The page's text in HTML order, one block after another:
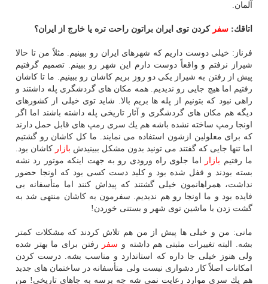
آلمان.
اتاقك: سفر كردن توی ایران براتون راحت تره یا خارج از ایران؟
فرناز: خیلی دوست داریم كه شهرهای ایران رو ببینیم. مثلاً من تا حالا
شیراز نرفتم و واقعاً دوست دارم این شهر رو ببینم. تصمیم گرفتیم
پیش از رفتن به شیراز یكی دو روز بریم كاشان رو ببینیم. ما تا كاشان
رفتیم اما هیچ جایی رو ندیدیم. همه مكان های گردشگری پله داشتند و
راهی نبود كه بتونیم از پله ها بریم بالا. شاید توی خیلی از كشورهای
دیگه هم مكان های گردشگری و آثار تاریخی پله داشته باشند اما اگر
اونجا رمپ ساخته نشده باشه هم یك سری رمپ های قابل حمل دارند
كه برای معلولین ازشون استفاده می نمایند. ما كل كاشان رو گشتیم
اما تنها جایی كه گفتند می تونید بدون مشكل ببینیدش بازار كاشان بود.
ما رفتیم بازار
اما جلوی راه ورودی رو به جهت اینكه موتور رد نشه
بسته بودند و قفل شده بود و كلید دست كسی بود كه اونجا حضور
نداشت، همراهانمون خیلی گشتند كه پیداش كنند اما متأسفانه بی
فایده بود و ما اونجا رو هم ندیدیم. سفرمون به كاشان منتهی شد به
گشت زدن با ماشین توی شهر و بستنی خوردن!
مانی: من و خیلی ها پیش از من هم تلاش كردند كه مشكلات كمتر
بشه. البته تغییرات مثبتی هم داشته و سفر
رفتن برای ما بهتر شده
ولی هنوز خیلی جا داره كه استاندارد و مناسب بشه. درست كردن
امكانات اصلاً كار دشواری نیست ولی متأسفانه در ساختمان های جدید
هم یك سری موارد رعایت نمی شه چه برسه به جاهای تاریخی! من